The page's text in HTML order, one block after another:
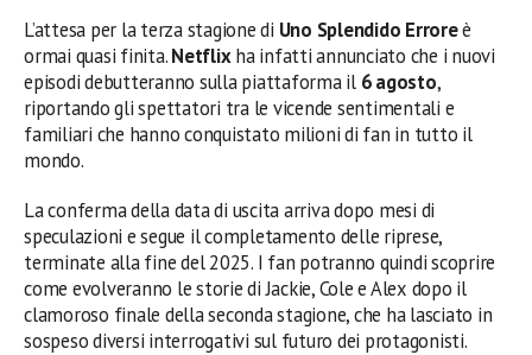
L’attesa per la terza stagione di Uno Splendido Erroreè
ormai quasi finita.Netflixha infatti annunciato che i nuovi
episodi debutteranno sulla piattaforma il 6 agosto,
riportando gli spettatori tra le vicende sentimentali e
familiari che hanno conquistato milioni di fan in tutto il
mondo.
La conferma della data di uscita arriva dopo mesi di
speculazioni e segue il completamento delle riprese,
terminate alla fine del 2025. I fan potranno quindi scoprire
come evolveranno le storie di Jackie, Cole e Alex dopo il
clamoroso finale della seconda stagione, che ha lasciato in
sospeso diversi interrogativi sul futuro dei protagonisti.